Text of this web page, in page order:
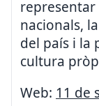
nacionals,
del país i la
cultura
Web: 11 de